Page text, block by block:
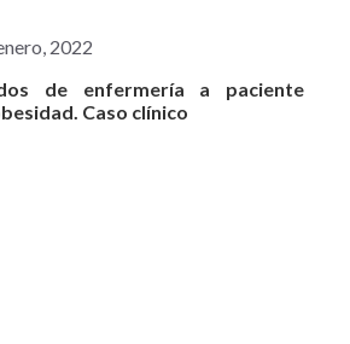
2022
de enfermería a paciente
Caso clínico